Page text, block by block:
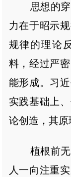
思想的穿
力在于昭示
规律的理论
料，经过严
能形成。习
实践基础上
论创造，其原
植根前无
人一向注重